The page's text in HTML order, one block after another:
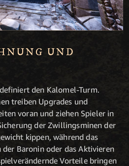
UND
den Kalomel-Turm.
treiben Upgrades und
voran und ziehen Spieler in
der Zwillingsminen der
kippen, während das
Baronin oder das Aktivieren
Vorteile bringen